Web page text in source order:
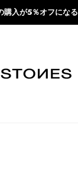
購入が5％オフになる